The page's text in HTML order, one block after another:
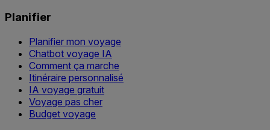
Planifier
Planifier mon voyage
Chatbot voyage IA
Comment ça marche
Itinéraire personnalisé
IA voyage gratuit
Voyage pas cher
Budget voyage